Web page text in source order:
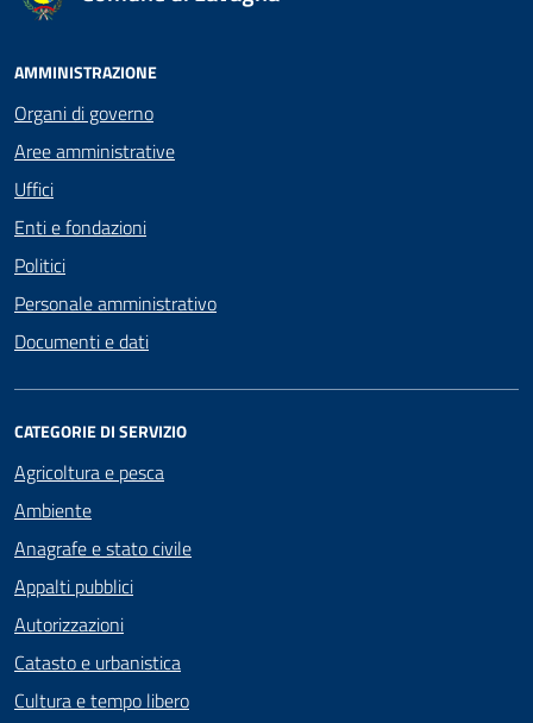
AMMINISTRAZIONE
Organi di governo
Aree amministrative
Uffici
Enti e fondazioni
Politici
Personale amministrativo
Documenti e dati
CATEGORIE DI SERVIZIO
Agricoltura e pesca
Ambiente
Anagrafe e stato civile
Appalti pubblici
Autorizzazioni
Catasto e urbanistica
Cultura e tempo libero